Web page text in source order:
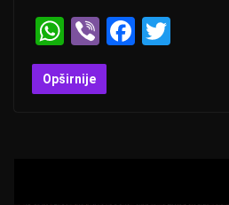
W
h
at
Vi
b
er
F
Opširnije